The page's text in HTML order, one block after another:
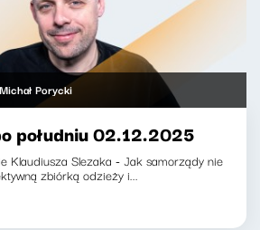
Michał Porycki
południu 02.12.2025
Klaudiusza Slezaka - Jak samorządy nie
zbiórką odzieży i...